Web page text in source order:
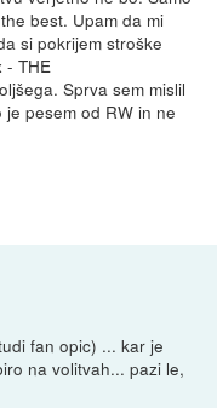
best. Upam da mi
si pokrijem stroške
- THE
Sprva sem mislil
pesem od RW in ne
fan opic) ... kar je
na volitvah... pazi le,